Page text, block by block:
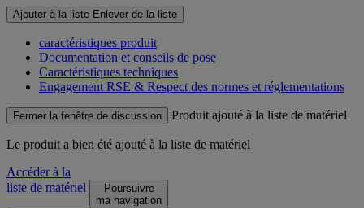
Ajouter à la liste Enlever de la liste
caractéristiques produit
Documentation et conseils de pose
Caractéristiques techniques
Engagement RSE & Respect des normes et réglementations
Fermer la fenêtre de discussion Produit ajouté à la liste de matériel
Le produit a bien été ajouté à la liste de matériel
Accéder à la
liste de matériel
Poursuivre
ma navigation